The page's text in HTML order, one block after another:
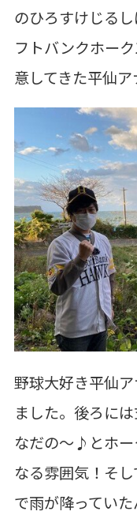
のひろすけじる
フトバンクホー
意してきた平仙ア
野球大好き平仙
ました。後ろに
なだの～♪とホー
なる雰囲気！そ
で雨が降ってい